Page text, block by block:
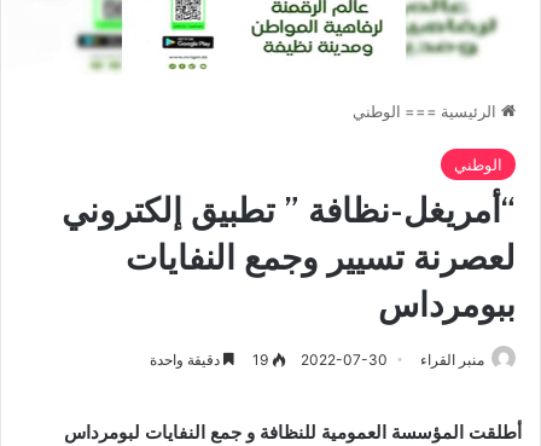
الرئيسية === الوطني
الوطني
“أمريغل-نظافة ” تطبيق إلكتروني
لعصرنة تسيير وجمع النفايات
ببومرداس
منبر القراء 2022-07-30
19 دقيقة واحدة
أطلقت المؤسسة العمومية للنظافة و جمع النفايات لبومرداس